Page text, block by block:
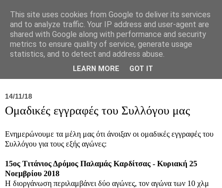
Σύλλογος Ιπποκράτειος
14/11/18
Ομαδικές εγγραφές του Συλλόγου μας
Ενημερώνουμε τα μέλη μας ότι άνοιξαν οι ομαδικές εγγραφές του
Συλλόγου για τους εξής αγώνες:
15ος Τιτάνιος Δρόμος Παλαμάς Καρδίτσας - Κυριακή 25
Νοεμβρίου 2018
Η διοργάνωση περιλαμβάνει δύο αγώνες, τον αγώνα των 10 χλμ
This site uses cookies from Google to deliver its services
and to analyze traffic. Your IP address and user-agent are
shared with Google along with performance and security
metrics to ensure quality of service, generate usage
statistics, and to detect and address abuse.
LEARN MORE GOT IT